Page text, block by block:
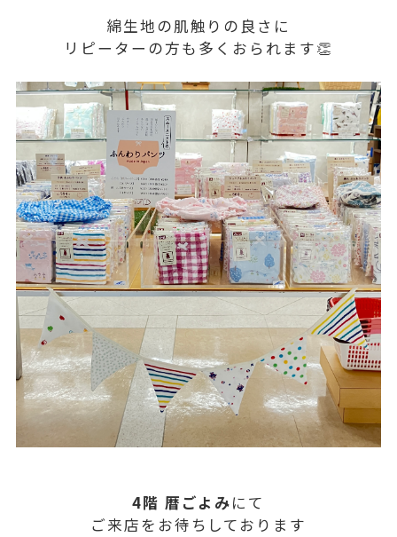
綿生地の肌触りの良さに
リピーターの方も多くおられます👏
4階 暦ごよみにて
ご来店をお待ちしております